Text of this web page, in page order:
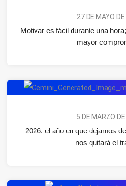
27 DE MAYO
Motivar es fácil durante una
mayor
5 DE MARZO
2026: el año en que dejamos
nos quitará el